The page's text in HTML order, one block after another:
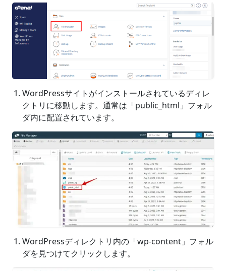
WordPressサイトがインストールされているディレ
クトリに移動します。通常は「public_html」フォル
ダ内に配置されています。
WordPressディレクトリ内の「wp-content」フォル
ダを見つけてクリックします。